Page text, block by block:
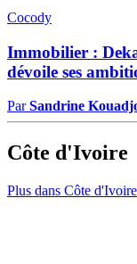
Cocody
Immobilier :
dévoile ses
ParSandrine
Côte d'Ivoire
Plus dans Côte